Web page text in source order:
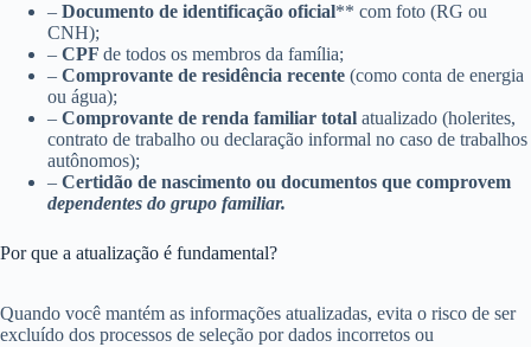
– Documento de identificação oficial** com foto (RG ou
CNH);
– CPF de todos os membros da família;
– Comprovante de residência recente (como conta de energia
ou água);
– Comprovante de renda familiar total atualizado (holerites,
contrato de trabalho ou declaração informal no caso de trabalhos
autônomos);
– Certidão de nascimento ou documentos que comprovem
dependentes do grupo familiar.
Por que a atualização é fundamental?
Quando você mantém as informações atualizadas, evita o risco de ser
excluído dos processos de seleção por dados incorretos ou